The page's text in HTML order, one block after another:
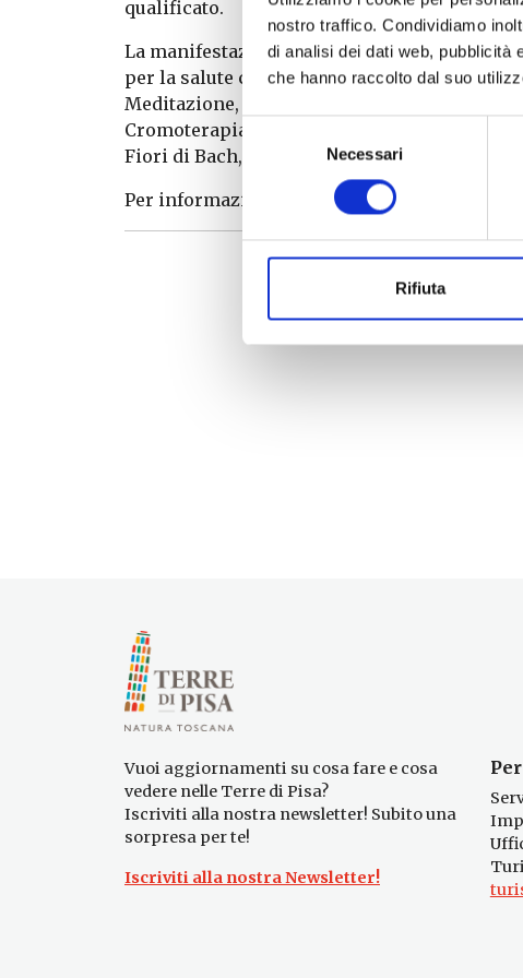
nostro traffico. Condividiamo
di analisi dei dati web, pubblicità
che hanno raccolto dal suo
Selezione
Necessari
Rifiuta
qualificato.
La manifestazione è una boccata di
per la salute come il Tui Na, il Ku nye, lo
Meditazione, al Tai Chi, allo Yoga. Ci sono
Cromoterapia, la Pranoterapia, la Terapia
Fiori di Bach, la Floriterapia, la Cosmesi
Per informazioni, consultare la
Vuoi aggiornamenti su cosa fare e cosa
vedere nelle Terre di Pisa?
Iscriviti alla nostra newsletter! Subito una
sorpresa per te!
Iscriviti alla nostra Newsletter!